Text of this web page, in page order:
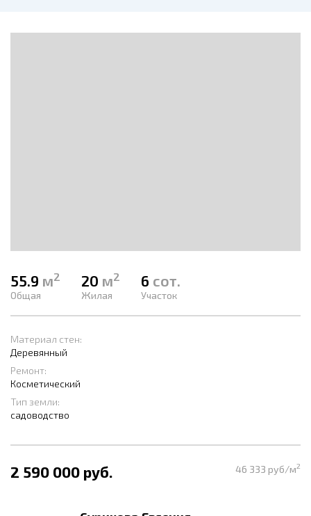
55.9 м2
Общая
20 м2
Жилая
6 сот.
Участок
Материал стен:
Деревянный
Ремонт:
Косметический
Тип земли:
садоводство
2 590 000 руб. 46 333 руб/м2